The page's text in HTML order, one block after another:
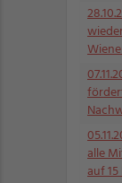
alle
auf 15